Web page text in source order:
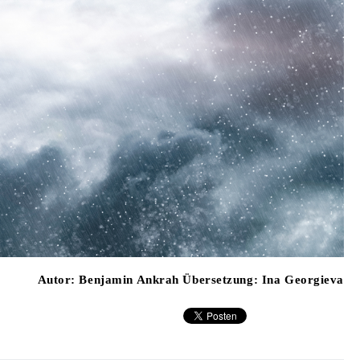
Autor: Benjamin Ankrah Übersetzung: Ina Georgieva